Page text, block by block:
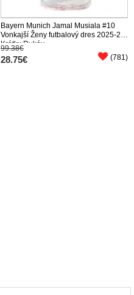
Bayern Munich Jamal Musiala #10
Vonkajší Ženy futbalový dres 2025-26
Krátky Rukáv
99.38€
28.75€ (781)